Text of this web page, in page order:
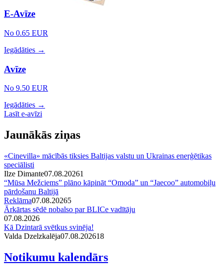
E-Avīze
No 0.65 EUR
Iegādāties →
Avīze
No 9.50 EUR
Iegādāties →
Lasīt e-avīzi
Jaunākās ziņas
«Cinevilla» mācībās tiksies Baltijas valstu un Ukrainas enerģētikas
speciālisti
Ilze Dimante07.08.20261
“Mūsa Mežciems” plāno kāpināt “Omoda” un “Jaecoo” automobiļu
pārdošanu Baltijā
Reklāma07.08.20265
Ārkārtas sēdē nobalso par BLICe vadītāju
07.08.2026
Kā Dzintarā svētkus svinēja!
Valda Dzelzkalēja07.08.202618
Notikumu kalendārs